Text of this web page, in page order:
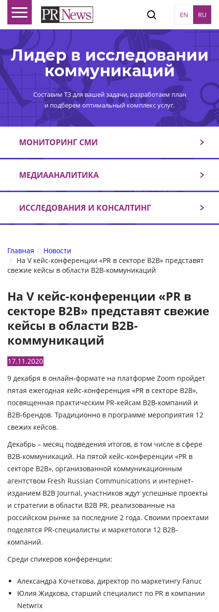
EN RU
Лидер в исследовании
коммуникаций
Составим ТЗ для вашей задачи, разработаем план
и подберем оптимальный комплекс услуг.
МОНИТОРИНГ СМИ
МЕДИААНАЛИТИКА
ИССЛЕДОВАНИЯ И КОНСАЛТИНГ
Главная
Новости
На V кейс-конференции «PR в секторе B2B» представят
свежие кейсы в области B2B-коммуникаций
На V кейс-конференции «PR в
секторе B2B» представят свежие
кейсы в области B2B-
коммуникаций
17.11.2020
9 декабря в онлайн-формате на платформе Zoom пройдет
пятая ежегодная кейс-конференция «PR в секторе B2B»,
посвященная практическим PR-кейсам B2B-компаний и
B2B-брендов. Традиционно в программе мероприятия 12
свежих кейсов.
Декабрь – месяц подведения итогов, в том числе в сфере
B2B-коммуникаций. На пятой кейс-конференции «PR в
секторе B2B», организованной коммуникационным
агентством Fresh Russian Communications и интернет-
изданием B2B Journal, участников ждут успешные проекты
и стратегии в области B2B PR, реализованные на
российском рынке за последние 2 года. Своими проектами
поделятся PR-специалисты и маркетологи 12 B2B-
компаний.
Среди спикеров конференции:
Александра Кочеткова, директор по маркетингу Fanuc
Юлия Жидкова, старший специалист по PR в компании
Netwrix